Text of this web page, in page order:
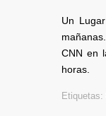
Un
CNN en
horas.
Etiquetas: